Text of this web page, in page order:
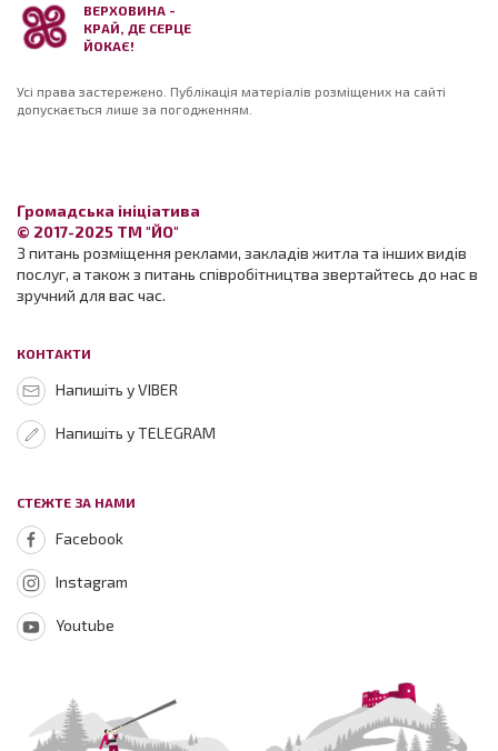
ВЕРХОВИНА -
КРАЙ, ДЕ СЕРЦЕ
ЙОКАЄ!
Усі права застережено. Публікація матеріалів розміщених на сайті
допускається лише за погодженням.
Громадська ініціатива
© 2017-2025 ТМ "ЙО"
З питань розміщення реклами, закладів житла та інших видів
послуг, а також з питань співробітництва звертайтесь до нас в
зручний для вас час.
КОНТАКТИ
Напишіть у VIBER
Напишіть у TELEGRAM
СТЕЖТЕ ЗА НАМИ
Facebook
Instagram
Youtube